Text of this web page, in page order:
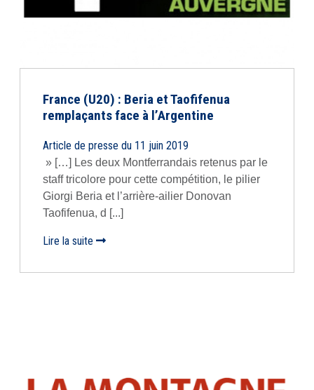
France (U20) : Beria et Taofifenua
remplaçants face à l’Argentine
Article de presse du 11 juin 2019
» […] Les deux Montferrandais retenus par le
staff tricolore pour cette compétition, le pilier
Giorgi Beria et l’arrière-ailier Donovan
Taofifenua, d [...]
Lire la suite